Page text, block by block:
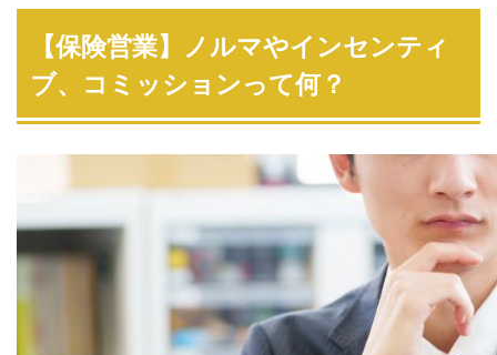
【保険営業】ノルマやインセンティ
ブ、コミッションって何？